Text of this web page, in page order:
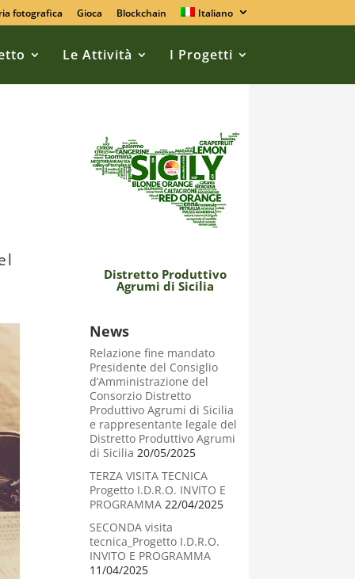
fotografica Gioca Blockchain Italiano
Le Attività I Progetti
Distretto Produttivo
Agrumi di Sicilia
News
Relazione fine mandato
Presidente del Consiglio
d’Amministrazione del
Consorzio Distretto
Produttivo Agrumi di Sicilia
e rappresentante legale del
Distretto Produttivo Agrumi
di Sicilia 20/05/2025
TERZA VISITA TECNICA
Progetto I.D.R.O. INVITO E
PROGRAMMA 22/04/2025
SECONDA visita
tecnica_Progetto I.D.R.O.
INVITO E PROGRAMMA
11/04/2025